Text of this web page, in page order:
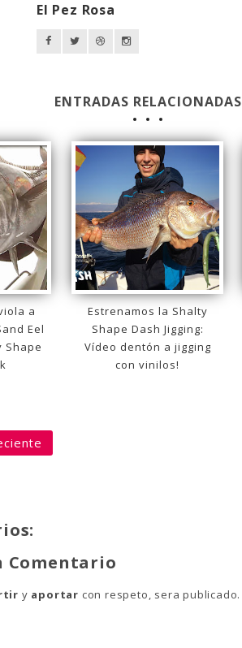
El Pez Rosa
ENTRADAS RELACIONADAS
a
Eel
Shape
Estrenamos la Shalty
Shape Dash Jigging:
Vídeo dentón a jigging
con vinilos!
Comentario
y aportar con respeto, sera publicado.